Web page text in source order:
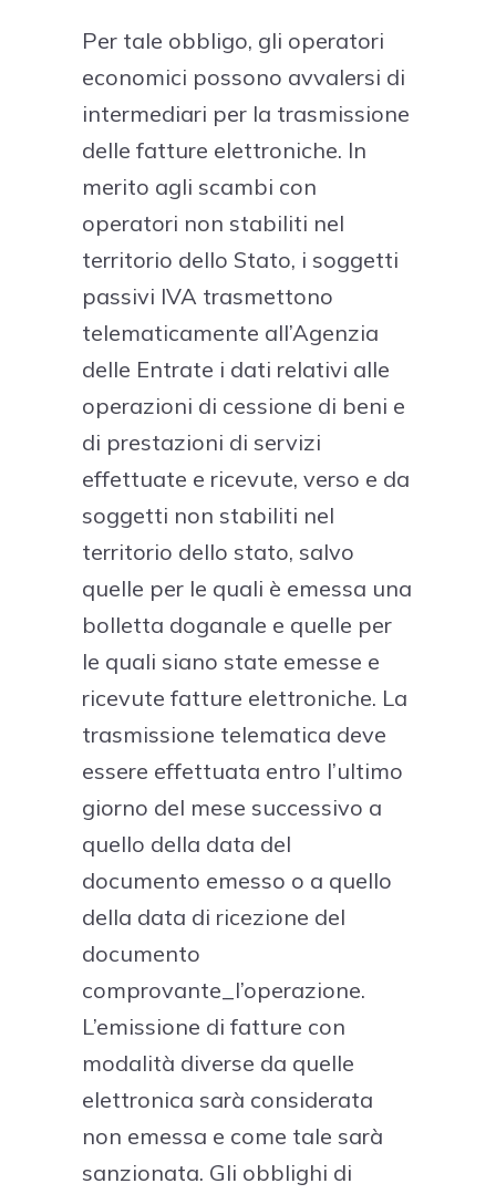
Per tale obbligo, gli operatori
economici possono avvalersi di
intermediari per la trasmissione
delle fatture elettroniche. In
merito agli scambi con
operatori non stabiliti nel
territorio dello Stato, i soggetti
passivi IVA trasmettono
telematicamente all’Agenzia
delle Entrate i dati relativi alle
operazioni di cessione di beni e
di prestazioni di servizi
effettuate e ricevute, verso e da
soggetti non stabiliti nel
territorio dello stato, salvo
quelle per le quali è emessa una
bolletta doganale e quelle per
le quali siano state emesse e
ricevute fatture elettroniche. La
trasmissione telematica deve
essere effettuata entro l’ultimo
giorno del mese successivo a
quello della data del
documento emesso o a quello
della data di ricezione del
documento
comprovante_l’operazione.
L’emissione di fatture con
modalità diverse da quelle
elettronica sarà considerata
non emessa e come tale sarà
sanzionata. Gli obblighi di